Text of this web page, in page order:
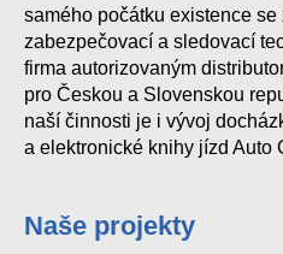
samého počátku existence
zabezpečovací a sledovací
firma autorizovaným
pro Českou a Slovenskou
naší činnosti je i vývoj
a elektronické knihy jízd Auto
Naše projekty